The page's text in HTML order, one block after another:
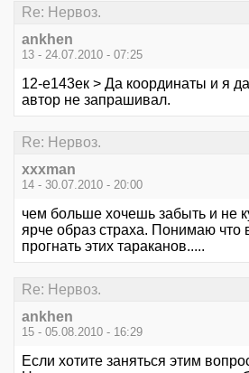
Re: Нервоз.
ankhen
13 - 24.07.2010 - 07:25
12-е143ек > Да координаты и я
автор не запрашивал.
Re: Нервоз.
xxxman
14 - 30.07.2010 - 20:00
чем больше хочешь забыть и не
ярче образ страха. Понимаю что
прогнать этих тараканов.....
Re: Нервоз.
ankhen
15 - 05.08.2010 - 16:29
Если хотите заняться этим